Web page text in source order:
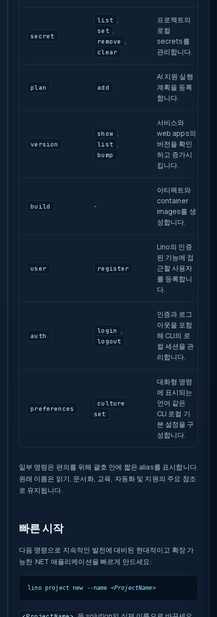
secret
list
set
remove
clear
프로젝트의
로컬
secrets를
관리합니다.
plan add
AI 지원 실행
계획을 등록
합니다.
version
show
list
bump
서비스와
web apps의
버전을 확인
하고 증가시
킵니다.
build -
아티팩트와
container
images를 생
성합니다.
user register
Lino의 인증
된 기능에 접
근할 사용자
를 등록합니
다.
auth
login
logout
인증과 로그
아웃을 포함
해 CLI의 로
컬 세션을 관
리합니다.
preferences
culture
set
대화형 명령
에 표시되는
언어 같은
CLI 로컬 기
본 설정을 구
성합니다.
일부 명령은 편의를 위해 괄호 안에 짧은 alias를 표시합니다.
원래 이름은 읽기, 문서화, 교육, 자동화 및 지원의 주요 참조
로 유지됩니다.
빠른 시작
다음 명령으로 지속적인 발전에 대비된 현대적이고 확장 가
능한 .NET 애플리케이션을 빠르게 만드세요:
lino project new --name <ProjectName>